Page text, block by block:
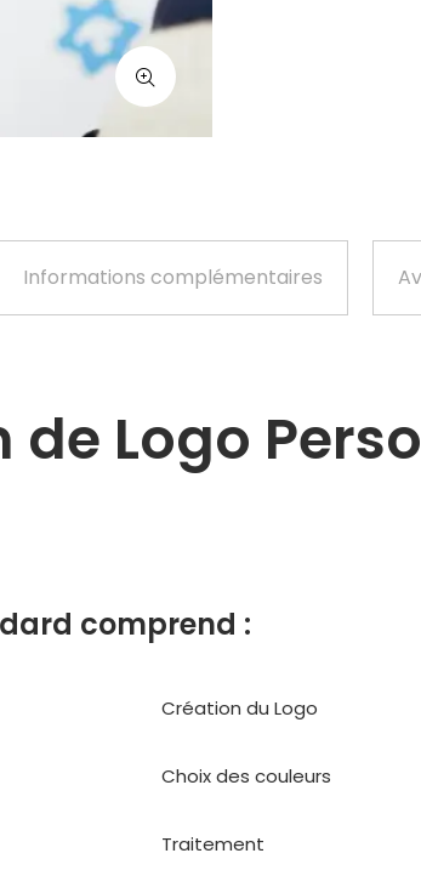
Informations complémentaires
Logo
comprend :
Création du Logo
Choix des couleurs
Traitement